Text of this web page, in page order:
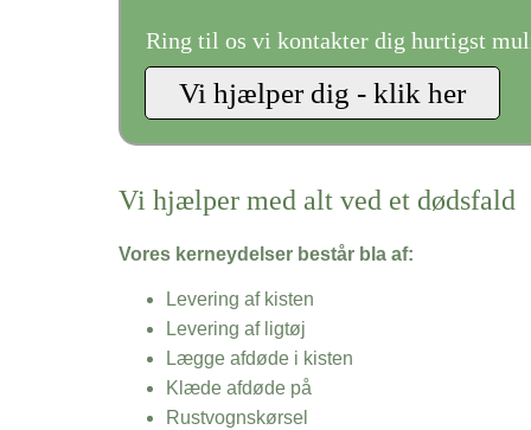
Ring til os vi kontakter dig hurtigst
Vi hjælper med alt ved et dødsfald
Vores kerneydelser består bla af:
Levering af kisten
Levering af ligtøj
Lægge afdøde i kisten
Klæde afdøde på
Rustvognskørsel